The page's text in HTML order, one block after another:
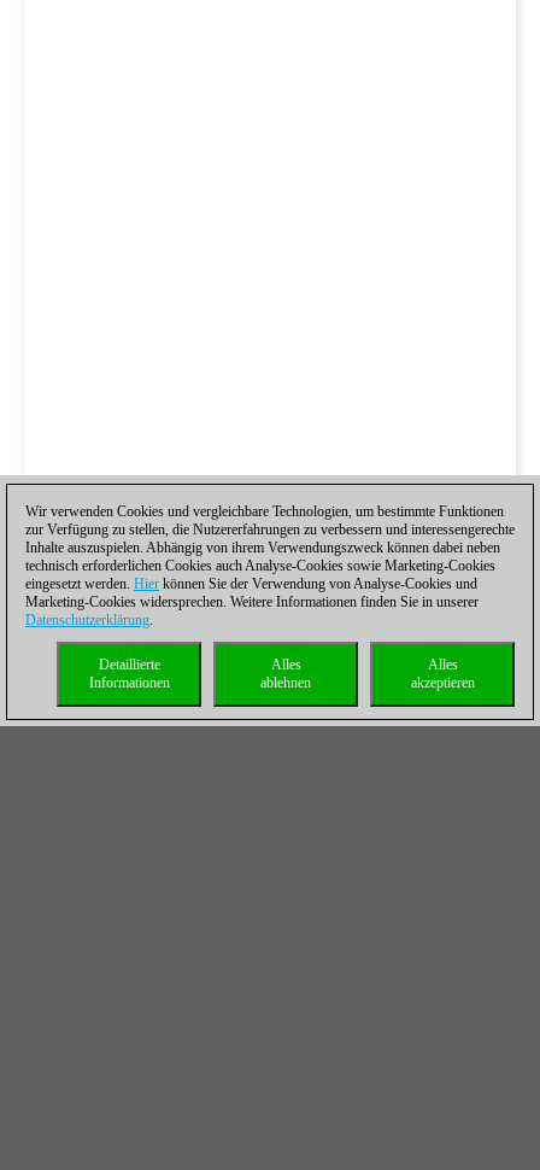
Wir verwenden Cookies und vergleichbare Technologien, um bestimmte Funktionen
zur Verfügung zu stellen, die Nutzererfahrungen zu verbessern und interessengerechte
Inhalte auszuspielen. Abhängig von ihrem Verwendungszweck können dabei neben
technisch erforderlichen Cookies auch Analyse-Cookies sowie Marketing-Cookies
eingesetzt werden. Hier können Sie der Verwendung von Analyse-Cookies und
Marketing-Cookies widersprechen. Weitere Informationen finden Sie in unserer
Datenschutzerklärung.
Alles
akzeptieren
Alles
ablehnen
Detaillierte
Informationen